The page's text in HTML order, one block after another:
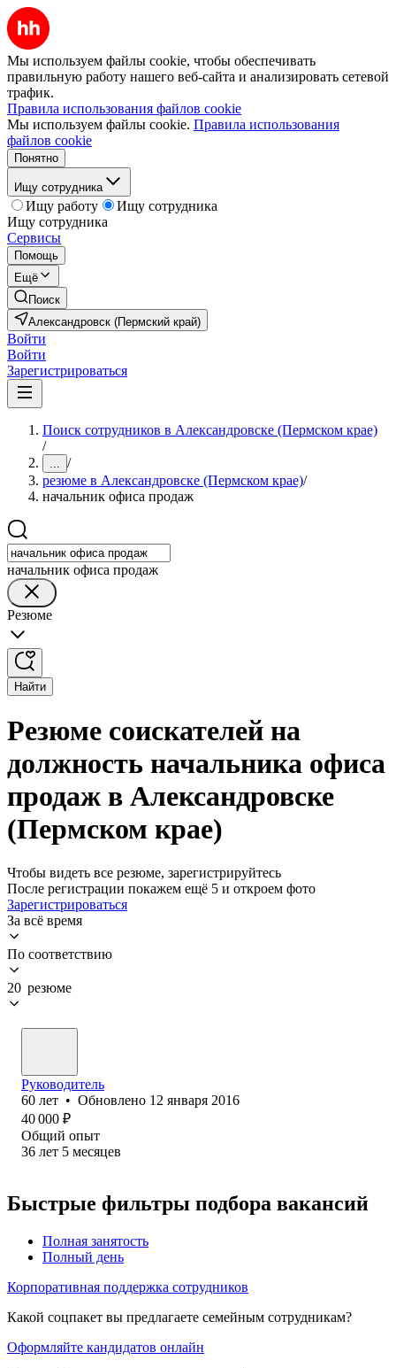
Мы используем файлы cookie, чтобы обеспечивать
правильную работу нашего веб-сайта и анализировать сетевой
трафик.
Правила использования файлов cookie
Мы используем файлы cookie. Правила использования
файлов cookie
Понятно
Ищу сотрудника
Ищу работу
Ищу сотрудника
Ищу сотрудника
Сервисы
Помощь
Ещё
Поиск
Александровск (Пермский край)
Войти
Войти
Зарегистрироваться
Поиск сотрудников в Александровске (Пермском крае)
/
... /
резюме в Александровске (Пермском крае)/
начальник офиса продаж
начальник офиса продаж
Резюме
Найти
Резюме соискателей на
должность начальника офиса
продаж в Александровске
(Пермском крае)
Чтобы видеть все резюме, зарегистрируйтесь
После регистрации покажем ещё 5 и откроем фото
Зарегистрироваться
За всё время
По соответствию
20 резюме
Руководитель
60 лет • Обновлено 12 января 2016
40 000 ₽
Общий опыт
36 лет 5 месяцев
Быстрые фильтры подбора вакансий
Полная занятость
Полный день
Корпоративная поддержка сотрудников
Какой соцпакет вы предлагаете семейным сотрудникам?
Оформляйте кандидатов онлайн